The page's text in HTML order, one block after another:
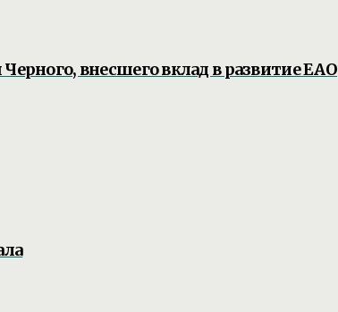
внесшего вклад в развитие ЕАО